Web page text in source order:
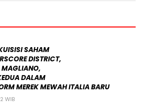
SAHAM
DISTRICT,
MAGLIANO,
DALAM
MEREK MEWAH ITALIA BARU
WIB